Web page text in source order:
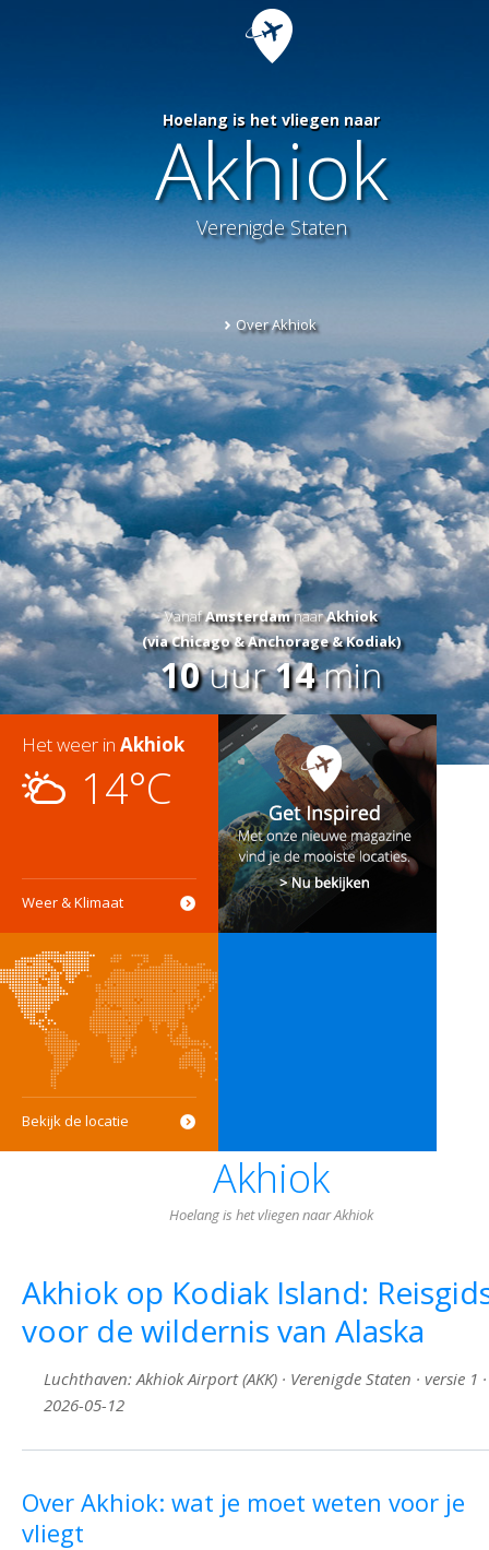
Hoelang is het vliegen naar
Akhiok
Verenigde Staten
Over Akhiok
VanafAmsterdamnaarAkhiok
(via Chicago & Anchorage & Kodiak)
10uur14min
Het weer in Akhiok
14°C
Weer & Klimaat
Bekijk de locatie
Akhiok
Hoelang is het vliegen naar Akhiok
Akhiok op Kodiak Island:
voor de wildernis van Alaska
Luchthaven: Akhiok Airport (AKK) · Verenigde Staten · versie 1 ·
2026-05-12
Over Akhiok: wat je moet weten voor je
vliegt